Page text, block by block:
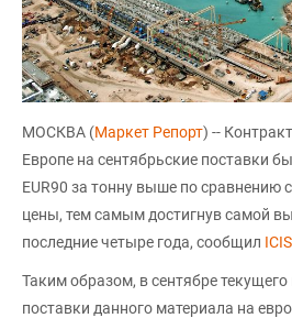
МОСКВА (Маркет Репорт) --
Европе на сентябрьские поставки
EUR90 за тонну выше по сравнению
цены, тем самым достигнув самой
последние четыре года, сообщил ICIS
Таким образом, в сентябре
поставки данного материала на